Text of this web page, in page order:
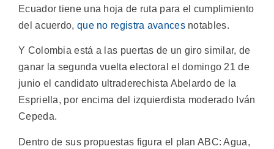
Ecuador tiene una hoja de ruta para el cumplimiento
del acuerdo, que no registra avancesnotables.
Y Colombia está a las puertas de un giro similar, de
ganar la segunda vuelta electoral el domingo 21 de
junio el candidato ultraderechista Abelardo de la
Espriella, por encima del izquierdista moderado Iván
Cepeda.
Dentro de sus propuestas figura el plan ABC: Agua,